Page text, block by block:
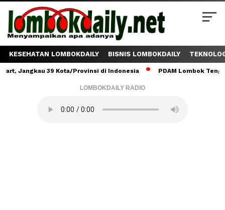
KESEHATAN LOMBOKDAILY BISNIS LOMBOKDAILY
39 Kota/Provinsi di Indonesia PDAM Lombok Tengah
LOMBOKDAILY RADIO